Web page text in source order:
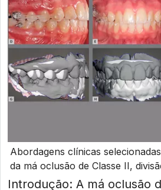
Abordagens clínicas
da má oclusão de Classe II,
Introdução: A má oclusão